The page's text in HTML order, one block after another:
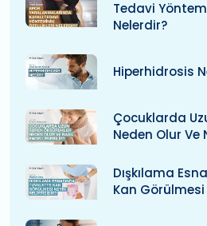
Tedavi
Nelerdir?
Hiperhidrosis
Çocuklarda
Neden Olur Ve
Dışkılama
Kan